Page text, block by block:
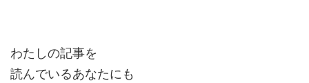
わたしの記事を
読んでいるあなたにも